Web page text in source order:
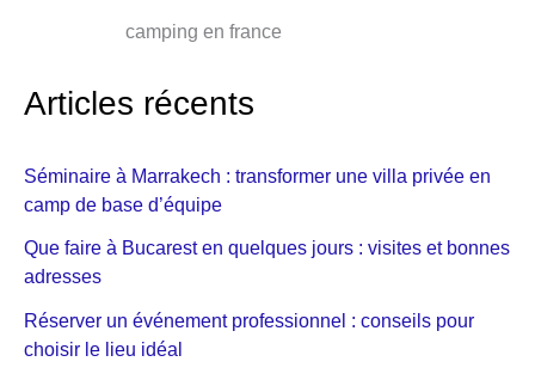
camping en france
Articles récents
Séminaire à Marrakech : transformer une villa privée en
camp de base d’équipe
Que faire à Bucarest en quelques jours : visites et bonnes
adresses
Réserver un événement professionnel : conseils pour
choisir le lieu idéal